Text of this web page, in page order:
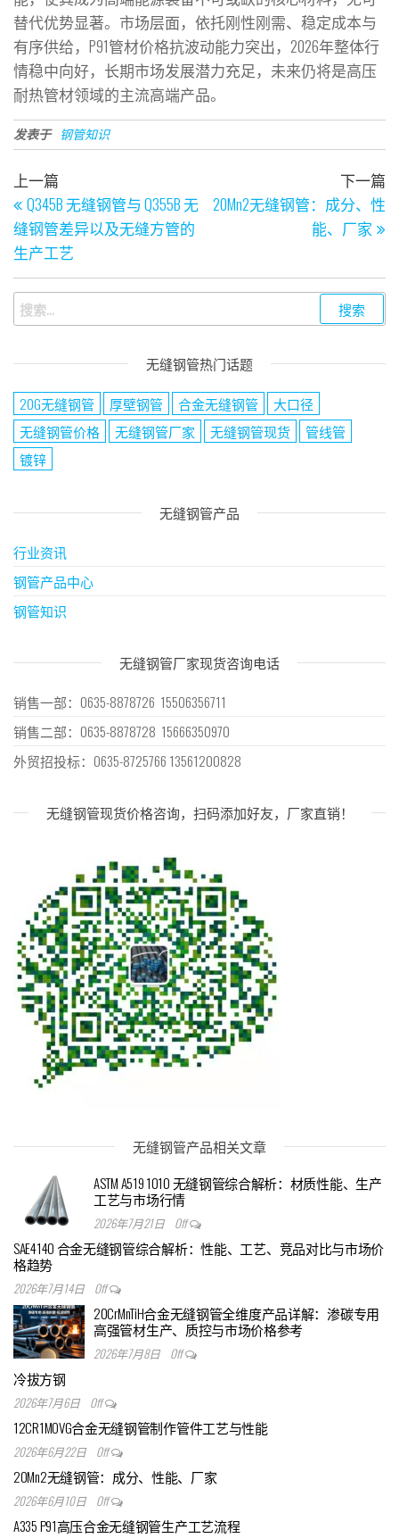
替代优势显著。市场层面，依托刚性刚需、稳定成本与
有序供给，P91管材价格抗波动能力突出，2026年整体行
情稳中向好，长期市场发展潜力充足，未来仍将是高压
耐热管材领域的主流高端产品。
发表于 钢管知识
文章导航
上一篇文章
上一篇
Q345B 无缝钢管与 Q355B 无
缝钢管差异以及无缝方管的
生产工艺
下一篇
20Mn2无缝钢管：成分、性
能、厂家
搜索：
无缝钢管热门话题
20G无缝钢管 厚壁钢管 合金无缝钢管
大口径
无缝钢管价格
无缝钢管厂家 无缝钢管现货
管线管
镀锌
无缝钢管产品
行业资讯
钢管产品中心
钢管知识
无缝钢管厂家现货咨询电话
销售一部：0635-8878726 15506356711
销售二部：0635-8878728 15666350970
外贸招投标：0635-8725766 13561200828
无缝钢管现货价格咨询，扫码添加好友，厂家直销！
无缝钢管产品相关文章
ASTM A519 1010 无缝钢管综合解析：材质性能、生产
工艺与市场行情
2026年7月21日 Off
SAE4140 合金无缝钢管综合解析：性能、工艺、竞品对比与市场价
格趋势
2026年7月14日 Off
20CrMnTiH合金无缝钢管全维度产品详解：渗碳专用
高强管材生产、质控与市场价格参考
2026年7月8日 Off
冷拔方钢
2026年7月6日 Off
12CR1MOVG合金无缝钢管制作管件工艺与性能
2026年6月22日 Off
20Mn2无缝钢管：成分、性能、厂家
2026年6月10日 Off
A335 P91高压合金无缝钢管生产工艺流程